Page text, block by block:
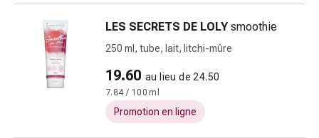
Veines
Coagulation
sanguine
cardiaques
nerveux
Troubles
LES SECRETS DE LOLY smoothie
250 ml, tube, lait, litchi-mûre
19.60 au lieu de 24.50
7.84 / 100 ml
Promotion en ligne